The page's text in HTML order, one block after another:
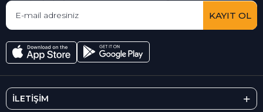
KAYIT OL
İLETİŞİM